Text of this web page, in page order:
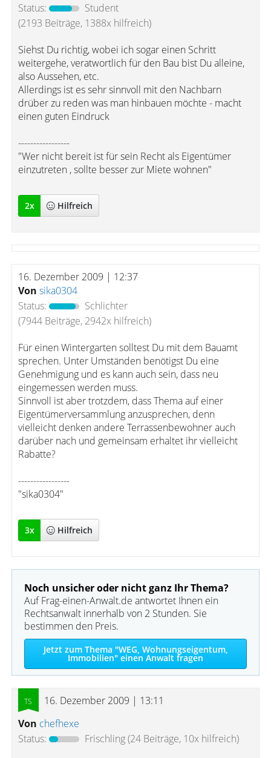
Status:
Student
(2193 Beiträge, 1388x hilfreich)
Siehst Du richtig, wobei ich sogar einen Schritt
weitergehe, veratwortlich für den Bau bist Du alleine,
also Aussehen, etc.
Allerdings ist es sehr sinnvoll mit den Nachbarn
drüber zu reden was man hinbauen möchte - macht
einen guten Eindruck
-----------------
"Wer nicht bereit ist für sein Recht als Eigentümer
einzutreten , sollte besser zur Miete wohnen"
2x Hilfreich
16. Dezember 2009 | 12:37
Von sika0304
Status:
Schlichter
(7944 Beiträge, 2942x hilfreich)
Für einen Wintergarten solltest Du mit dem Bauamt
sprechen. Unter Umständen benötigst Du eine
Genehmigung und es kann auch sein, dass neu
eingemessen werden muss.
Sinnvoll ist aber trotzdem, dass Thema auf einer
Eigentümerversammlung anzusprechen, denn
vielleicht denken andere Terrassenbewohner auch
darüber nach und gemeinsam erhaltet ihr vielleicht
Rabatte?
-----------------
"sika0304"
3x Hilfreich
Noch unsicher oder nicht ganz Ihr Thema?
Auf Frag-einen-Anwalt.de antwortet Ihnen ein
Rechtsanwalt innerhalb von 2 Stunden. Sie
bestimmen den Preis.
Jetzt zum Thema "WEG, Wohnungseigentum,
Immobilien" einen Anwalt fragen
16. Dezember 2009 | 13:11
Von chefhexe
Status:
Frischling(24 Beiträge, 10x hilfreich)